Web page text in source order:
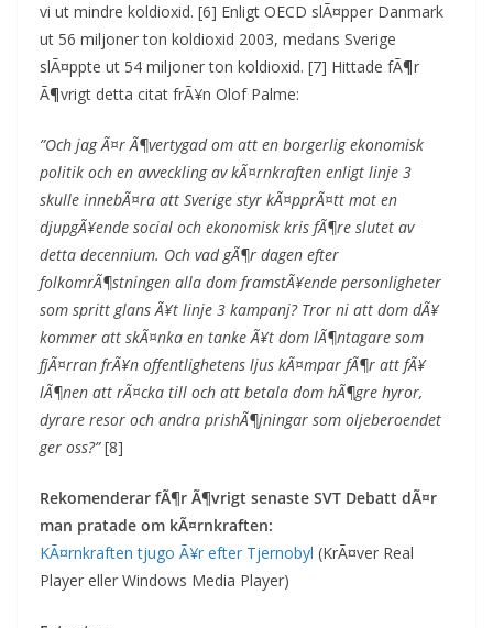
vi ut mindre koldioxid. [6] Enligt OECD slÃ¤pper Danmark
ut 56 miljoner ton koldioxid 2003, medans Sverige
slÃ¤ppte ut 54 miljoner ton koldioxid. [7] Hittade fÃ¶r
Ã¶vrigt detta citat frÃ¥n Olof Palme:
”Och jag Ã¤r Ã¶vertygad om att en borgerlig ekonomisk
politik och en avveckling av kÃ¤rnkraften enligt linje 3
skulle innebÃ¤ra att Sverige styr kÃ¤pprÃ¤tt mot en
djupgÃ¥ende social och ekonomisk kris fÃ¶re slutet av
detta decennium. Och vad gÃ¶r dagen efter
folkomrÃ¶stningen alla dom framstÃ¥ende personligheter
som spritt glans Ã¥t linje 3 kampanj? Tror ni att dom dÃ¥
kommer att skÃ¤nka en tanke Ã¥t dom lÃ¶ntagare som
fjÃ¤rran frÃ¥n offentlighetens ljus kÃ¤mpar fÃ¶r att fÃ¥
lÃ¶nen att rÃ¤cka till och att betala dom hÃ¶gre hyror,
dyrare resor och andra prishÃ¶jningar som oljeberoendet
ger oss?”[8]
Rekomenderar fÃ¶r Ã¶vrigt senaste SVT Debatt dÃ¤r
man pratade om kÃ¤rnkraften:
KÃ¤rnkraften tjugo Ã¥r efter Tjernobyl (KrÃ¤ver Real
Player eller Windows Media Player)